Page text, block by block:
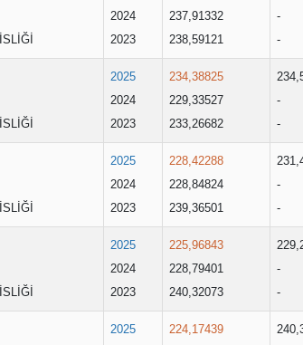
2024
2023
237,91332
238,59121
-
-
2025
2024
2023
234,38825
229,33527
233,26682
-
-
2025
2024
2023
228,42288
228,84824
239,36501
-
-
2025
2024
2023
225,96843
228,79401
240,32073
-
-
2025
224,17439